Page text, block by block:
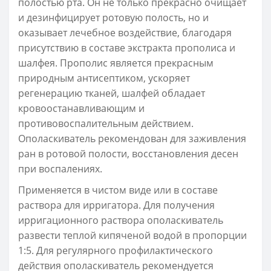
полостью рта. Он не только прекрасно очищает
и дезинфицирует ротовую полость, но и
оказывает лечебное воздействие, благодаря
присутствию в составе экстракта прополиса и
шалфея. Прополис является прекрасным
природным антисептиком, ускоряет
регенерацию тканей, шалфей обладает
кровоостанавливающим и
противовоспалительным действием.
Ополаскиватель рекомендован для заживления
ран в ротовой полости, восстановления десен
при воспалениях.
Применяется в чистом виде или в составе
раствора для ирригатора. Для получения
ирригационного раствора ополаскиватель
развести теплой кипяченой водой в пропорции
1:5. Для регулярного профилактического
действия ополаскиватель рекомендуется